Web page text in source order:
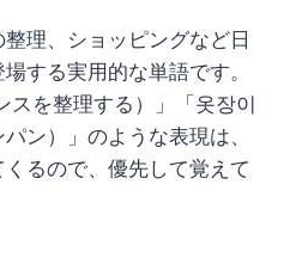
整理、ショッピングなど日
する実用的な単語です。
スを整理する）」「옷장이
ン）」のような表現は、
るので、優先して覚えて